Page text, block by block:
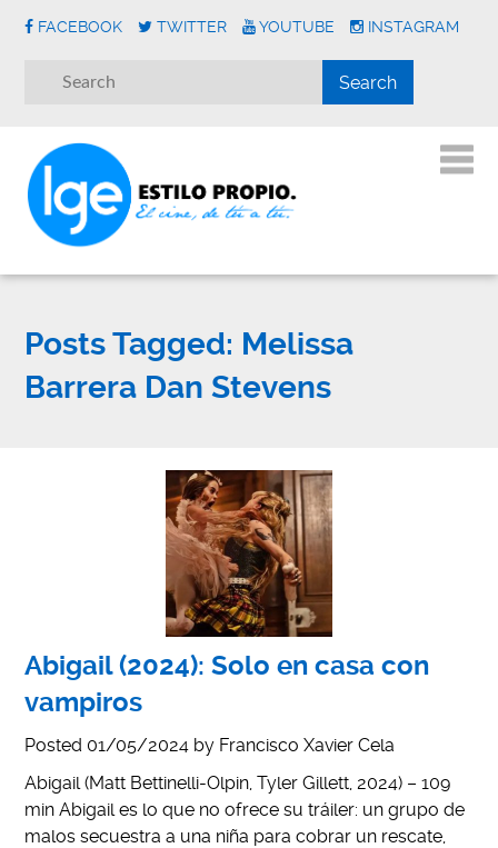
FACEBOOK TWITTER YOUTUBE INSTAGRAM
Posts Tagged: Melissa
Barrera Dan Stevens
Abigail (2024): Solo en casa con
vampiros
Posted 01/05/2024 by Francisco Xavier Cela
Abigail (Matt Bettinelli-Olpin, Tyler Gillett, 2024) – 109
min Abigail es lo que no ofrece su tráiler: un grupo de
malos secuestra a una niña para cobrar un rescate,